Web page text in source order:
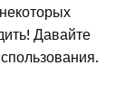
Давайте